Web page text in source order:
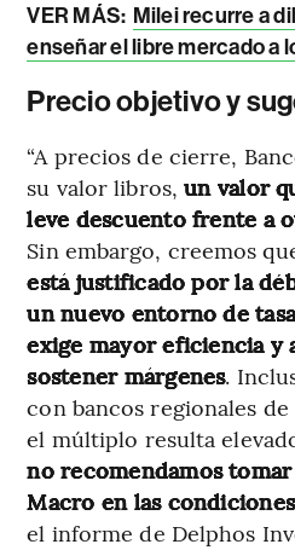
VER MÁS: Milei recurre a
enseñar el libre mercado a
Precio objetivo y
“A precios de cierre,
su valor libros,un valor
leve descuento frente a
Sin embargo, creemos
está justificado por la
un nuevo entorno de
exige mayor eficiencia y
sostener márgenes.
con bancos regionales
el múltiplo resulta
no recomendamos
Macro en las
el informe de Delphos